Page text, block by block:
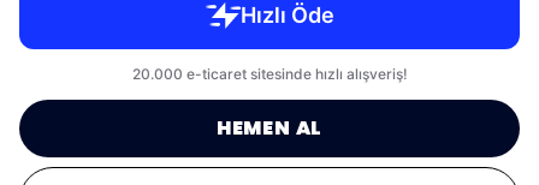
HEMEN AL